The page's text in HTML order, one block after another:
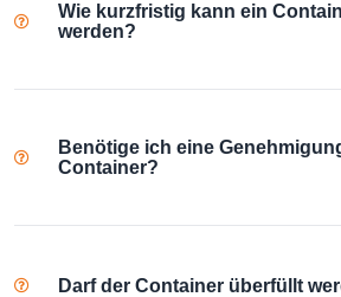
Wie kurzfristig kann ein
werden?
Benötige ich eine
Container?
Darf der Container überfüllt